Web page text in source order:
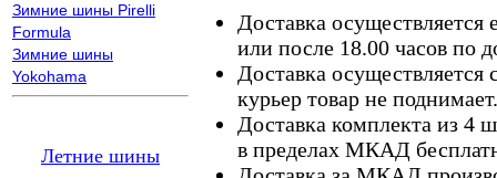
Зимние шины Pirelli
Formula
Зимние шины
Yokohama
Летние шины
Доставка осуществляется
или после 18.00 часов по
Доставка осуществляется
курьер товар не поднимает.
Доставка комплекта из 4
в пределах МКАД